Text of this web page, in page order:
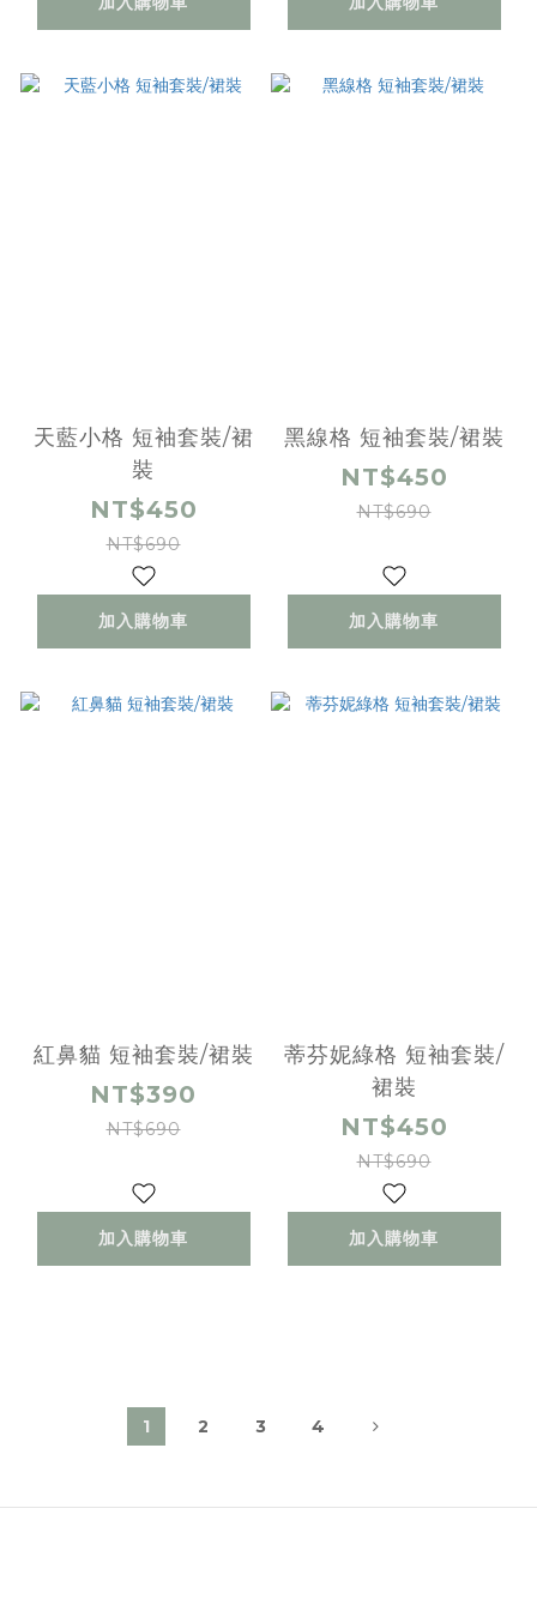
天藍小格 短袖套裝/裙
裝
NT$450
NT$690
加入購物車
黑線格 短袖套裝/裙裝
NT$450
NT$690
加入購物車
紅鼻貓 短袖套裝/裙裝
NT$390
NT$690
加入購物車
蒂芬妮綠格 短袖套裝/
裙裝
NT$450
NT$690
加入購物車
1 2 3 4